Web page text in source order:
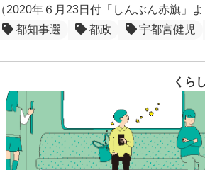
（2020年６月23日付「しんぶん赤旗」よ
都知事選
都政 宇都宮健児
くら